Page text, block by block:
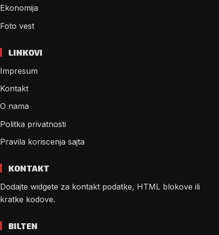
Ekonomija
Foto vest
LINKOVI
Impresum
Kontakt
O nama
Politka privatnosti
Pravila koriscenja sajta
KONTAKT
Dodajte widgete za kontakt podatke, HTML blokove ili
kratke kodove.
BILTEN